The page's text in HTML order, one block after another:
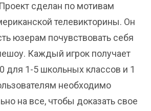
сделан по мотивам
телевикторины. Он
юзерам почувствовать себя
Каждый игрок получает
для 1-5 школьных классов и 1
необходимо
на все, чтобы доказать свое